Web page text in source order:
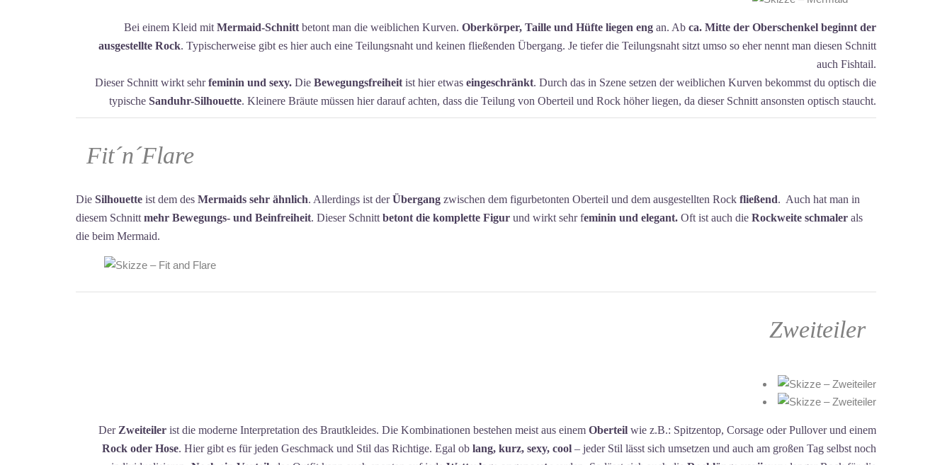
Bei einem Kleid mit Mermaid-Schnitt betont man die weiblichen Kurven. Oberkörper, Taille und Hüfte liegen eng an. Ab ca. Mitte der Oberschenkel beginnt der
ausgestellte Rock. Typischerweise gibt es hier auch eine Teilungsnaht und keinen fließenden Übergang. Je tiefer die Teilungsnaht sitzt umso so eher nennt man diesen Schnitt
auch Fishtail.
Dieser Schnitt wirkt sehrfeminin und sexy. Die Bewegungsfreiheit ist hier etwas eingeschränkt. Durch das in Szene setzen der weiblichen Kurven bekommst du optisch die
typische Sanduhr-Silhouette. Kleinere Bräute müssen hier darauf achten, dass die Teilung von Oberteil und Rock höher liegen, da dieser Schnitt ansonsten optisch staucht.
Fit´n´Flare
Die Silhouette ist dem des Mermaids sehr ähnlich. Allerdings ist derÜbergang zwischen dem figurbetonten Oberteil und dem ausgestellten Rock fließend. Auch hat man in
diesem Schnitt mehr Bewegungs- und Beinfreiheit. Dieser Schnitt betont die komplette Figur und wirkt sehr feminin und elegant. Oft ist auch die Rockweite schmaler als
die beim Mermaid.
Zweiteiler
DerZweiteiler ist die moderne Interpretation des Brautkleides. Die Kombinationen bestehen meist aus einem Oberteil wie z.B.: Spitzentop, Corsage oder Pullover und einem
Rock oder Hose. Hier gibt es für jeden Geschmack und Stil das Richtige. Egal ob lang, kurz, sexy, cool – jeder Stil lässt sich umsetzen und auch am großen Tag selbst noch